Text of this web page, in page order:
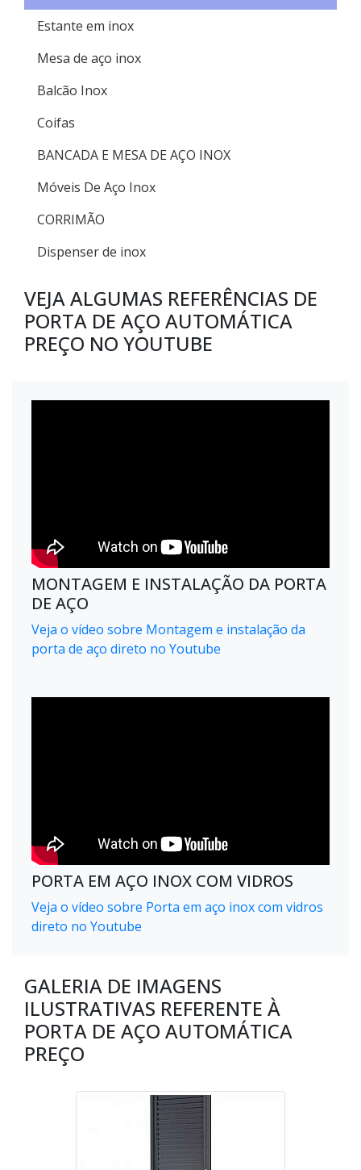
Estante em inox
Mesa de aço inox
Balcão Inox
Coifas
BANCADA E MESA DE AÇO INOX
Móveis De Aço Inox
CORRIMÃO
Dispenser de inox
VEJA ALGUMAS REFERÊNCIAS DE
PORTA DE AÇO AUTOMÁTICA
PREÇO NO YOUTUBE
MONTAGEM E INSTALAÇÃO DA PORTA
DE AÇO
Veja o vídeo sobre Montagem e instalação da
porta de aço direto no Youtube
PORTA EM AÇO INOX COM VIDROS
Veja o vídeo sobre Porta em aço inox com vidros
direto no Youtube
GALERIA DE IMAGENS
ILUSTRATIVAS REFERENTE À
PORTA DE AÇO AUTOMÁTICA
PREÇO